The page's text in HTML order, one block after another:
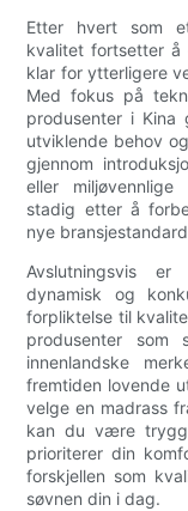
Etter hvert som
kvalitet fortsetter å
klar for ytterligere
Med fokus på
produsenter i Kina
utviklende behov
gjennom
eller
stadig etter å
nye
Avslutningsvis
dynamisk og
forpliktelse til
produsenter
innenlandske
fremtiden lovende
velge en madrass
kan du være
prioriterer din
forskjellen som
søvnen din i dag.